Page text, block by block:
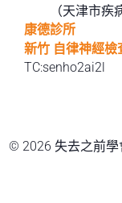
（天津市疾病
康德診所
新竹 自律神經檢
TC:senho2ai2l
© 2026 失去之前學